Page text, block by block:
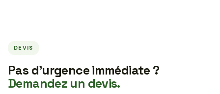
DEVIS
Pas d’urgence immédiate ?
Demandez un devis.